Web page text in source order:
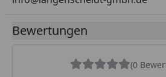
Bewertungen
(0